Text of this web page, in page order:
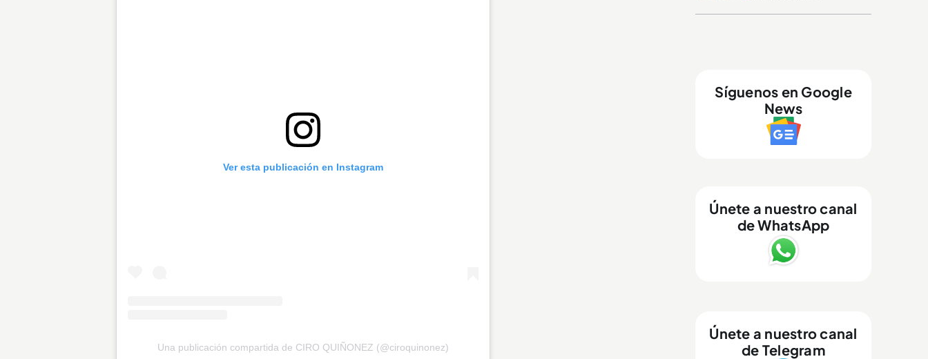
Ver esta publicación en Instagram
Una publicación compartida de CIRO QUIÑONEZ (@ciroquinonez)
Síguenos en Google
News
Únete a nuestro canal
de WhatsApp
Únete a nuestro canal
de Telegram